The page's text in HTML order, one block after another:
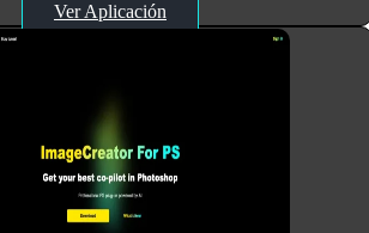
Ver Aplicación